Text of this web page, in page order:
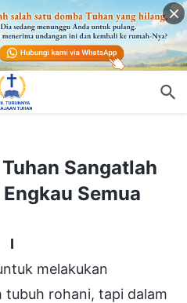
Sangatlah
Semua
I
melakukan
tubuh rohani, tapi dalam